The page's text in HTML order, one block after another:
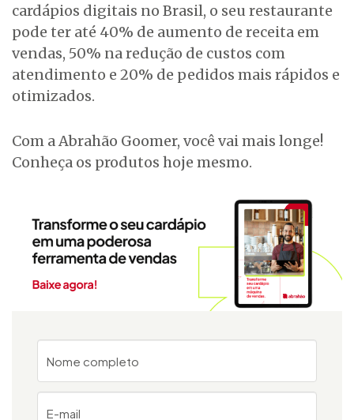
cardápios digitais no Brasil, o seu restaurante
pode ter até 40% de aumento de receita em
vendas, 50% na redução de custos com
atendimento e 20% de pedidos mais rápidos e
otimizados.
Com a Abrahão Goomer, você vai mais longe!
Conheça os produtos hoje mesmo.
Nome completo
E-mail